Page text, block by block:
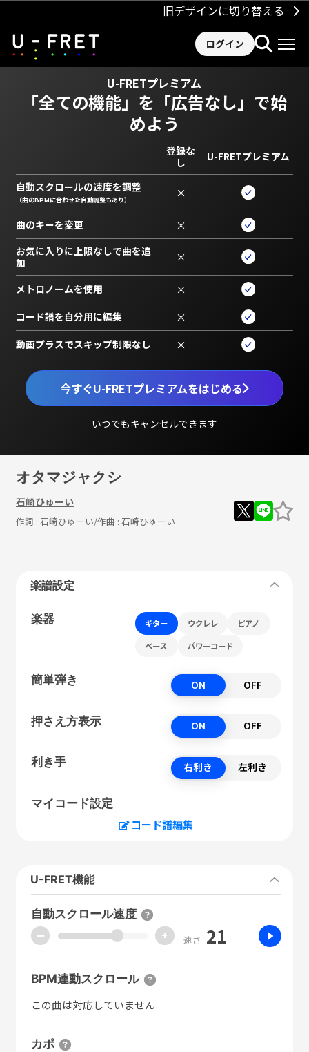
旧デザインに切り替える
ログイン
U-FRETプレミアム
「全ての機能」を 「広告なし」で始
めよう
今すぐU-FRETプレミアムをはじめる
いつでもキャンセルできます
登録な
し
U-FRETプレミアム
自動スクロールの速度を調整
（曲のBPMに合わせた自動調整もあり） ×
曲のキーを変更 ×
お気に入りに上限なしで曲を追
加
×
メトロノームを使用 ×
コード譜を自分用に編集 ×
動画プラスでスキップ制限なし ×
オタマジャクシ
石崎ひゅーい
作詞 : 石崎ひゅーい/作曲 : 石崎ひゅーい
楽譜設定
楽器 ギター ウクレレ ピアノ
ベース パワーコード
簡単弾き ON OFF
押さえ方表示 ON OFF
利き手 右利き 左利き
マイコード設定
コード譜編集
U-FRET機能
自動スクロール速度
ー + 速さ 21
BPM連動スクロール
この曲は対応していません
カポ